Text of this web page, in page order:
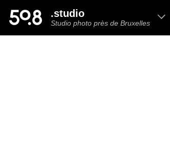
.studio
Studio photo près de Bruxelles
.shop
Liva • High-End Photo, Sports Optics, Home
Cinema & Audio